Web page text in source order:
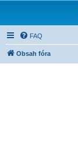
FAQ
Obsah fóra